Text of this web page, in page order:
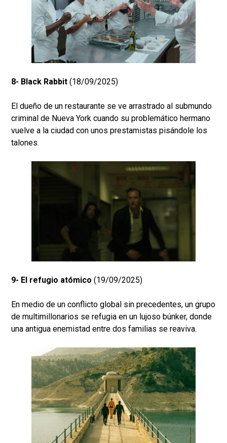
8- Black Rabbit (18/09/2025)
El dueño de un restaurante se ve arrastrado al submundo
criminal de Nueva York cuando su problemático hermano
vuelve a la ciudad con unos prestamistas pisándole los
talones.
9- El refugio atómico (19/09/2025)
En medio de un conflicto global sin precedentes, un grupo
de multimillonarios se refugia en un lujoso búnker, donde
una antigua enemistad entre dos familias se reaviva.